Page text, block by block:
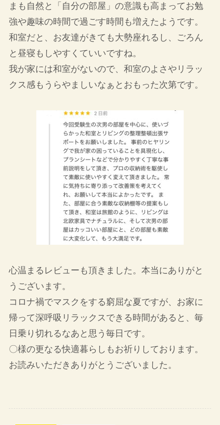
まも自然と「自分の部屋」の意識も高まってお勉
強や趣味の時間で過ごす時間も増えたようです。
和室だと、お友達がきても大勢座れるし、ごろん
と昼寝もしやすくていいですね。
我が家には和室がないので、和室のよさやリラッ
クス感もうらやましいなぁとおもった次第です。
心温まるレビューも頂きました。本当にありがと
うございます。
コロナ禍でマスクをする窮屈な夏ですが、お家に
帰って深呼吸リラックスできる時間があると、毎
日乗り切れるなあと思う毎日です。
〇様の更なる快適暮らしもお祈りしております。
お読みいただきありがとうございました。